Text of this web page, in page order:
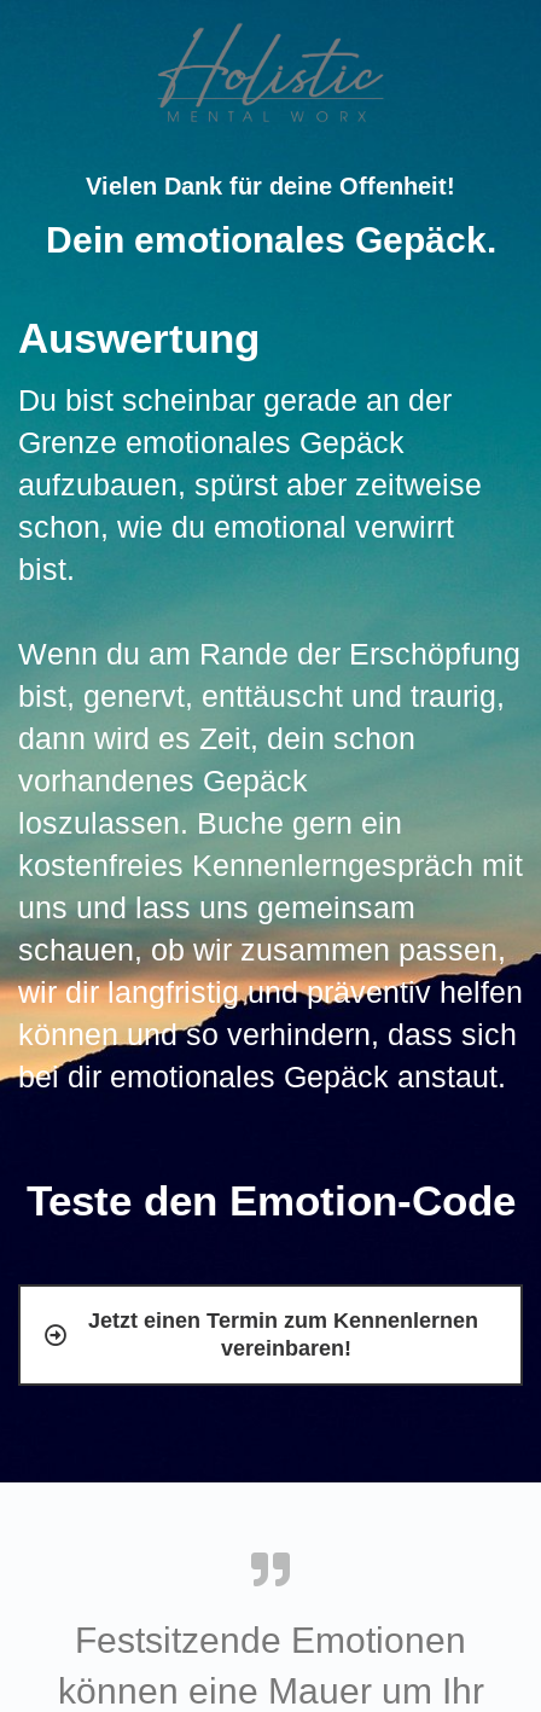
Vielen Dank für deine Offenheit!
Dein emotionales Gepäck.
Auswertung
Du bist scheinbar gerade an der
Grenze emotionales Gepäck
aufzubauen, spürst aber zeitweise
schon, wie du emotional verwirrt
bist.
Wenn du am Rande der Erschöpfung
bist, genervt, enttäuscht und traurig,
dann wird es Zeit, dein schon
vorhandenes Gepäck
loszulassen. Buche gern ein
kostenfreies Kennenlerngespräch mit
uns und lass uns gemeinsam
schauen, ob wir zusammen passen,
wir dir langfristig und präventiv helfen
können und so verhindern, dass sich
bei dir emotionales Gepäck anstaut.
Teste den Emotion-Code
Jetzt einen Termin zum Kennenlernen
vereinbaren!
Festsitzende Emotionen
können eine Mauer um Ihr